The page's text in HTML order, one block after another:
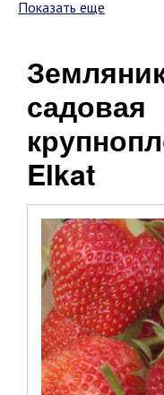
Показать еще
Земляника
садовая
Elkat